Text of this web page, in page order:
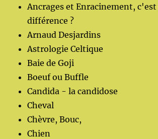
Ancrages et Enracinement,
différence ?
Arnaud Desjardins
Astrologie Celtique
Baie de Goji
Boeuf ou Buffle
Candida - la candidose
Cheval
Chèvre, Bouc,
Chien